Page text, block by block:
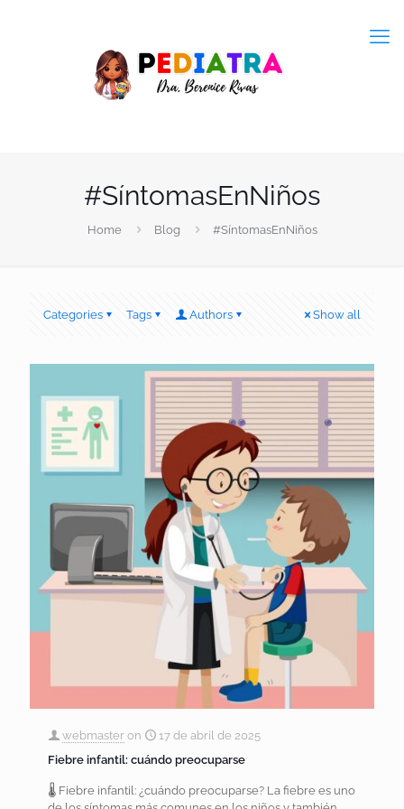
#SíntomasEnNiños
Home Blog #SíntomasEnNiños
Categories Tags Authors Show all
webmaster on
17 de abril de 2025
Fiebre infantil: cuándo preocuparse
🌡️ Fiebre infantil: ¿cuándo preocuparse? La fiebre es uno